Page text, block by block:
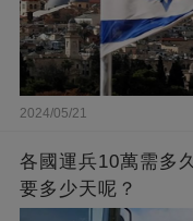
2024/05/21
各國運兵10萬需多
要多少天呢？